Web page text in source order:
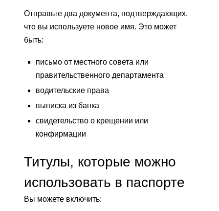
Отправьте два документа, подтверждающих,
что вы используете новое имя. Это может
быть:
письмо от местного совета или
правительственного департамента
водительские права
выписка из банка
свидетельство о крещении или
конфирмации
Титулы, которые можно
использовать в паспорте
Вы можете включить: